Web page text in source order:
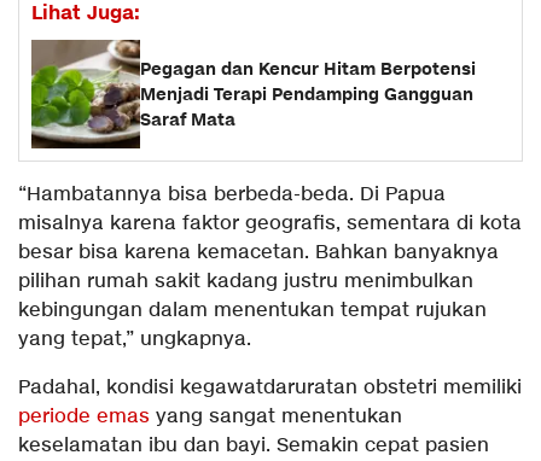
Lihat Juga:
Pegagan dan Kencur Hitam Berpotensi
Menjadi Terapi Pendamping Gangguan
Saraf Mata
“Hambatannya bisa berbeda-beda. Di Papua
misalnya karena faktor geografis, sementara di kota
besar bisa karena kemacetan. Bahkan banyaknya
pilihan rumah sakit kadang justru menimbulkan
kebingungan dalam menentukan tempat rujukan
yang tepat,” ungkapnya.
Padahal, kondisi kegawatdaruratan obstetri memiliki
periode emas yang sangat menentukan
keselamatan ibu dan bayi. Semakin cepat pasien